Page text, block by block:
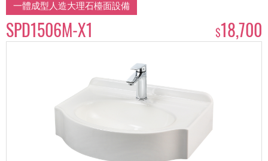
一體成型人造大理石檯面設備
SPD1506M-X1 $18,700